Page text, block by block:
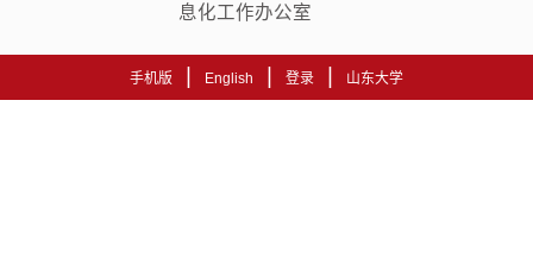
息化工作办公室
手机版 English 登录 山东大学